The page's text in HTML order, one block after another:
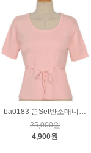
ba0183 끈Set반소매니트_핑크
25,000원
4,900원